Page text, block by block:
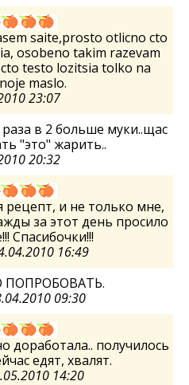
saite,prosto otlicno cto
osobeno takim razevam
testo lozitsia tolko na
maslo.
23:07
в 2 больше муки..щас
"это" жарить..
20:32
и не только мне,
за этот день просило
Спасибочки!!!
16:49
09:30
доработала.. получилось
едят, хвалят.
14:20